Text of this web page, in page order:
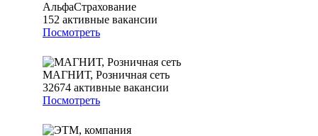
АльфаСтрахование
152 активные вакансии
Посмотреть
МАГНИТ, Розничная сеть
32674 активные вакансии
Посмотреть